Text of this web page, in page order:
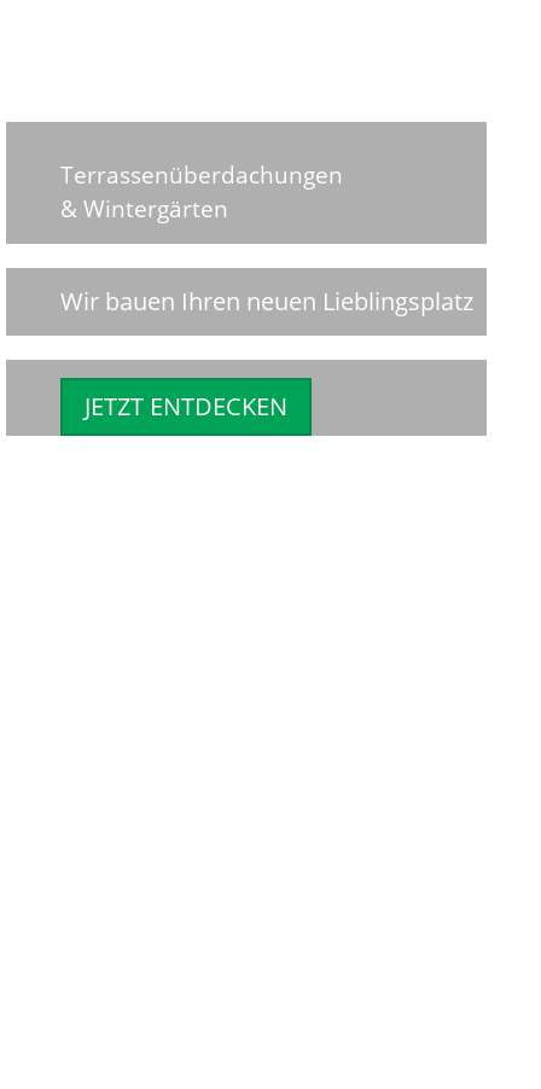
Terrassenüberdachungen
& Wintergärten
Wir bauen Ihren neuen Lieblingsplatz
JETZT ENTDECKEN